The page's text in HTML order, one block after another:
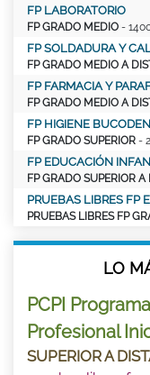
FP LABORATORIO
FP GRADO MEDIO -
FP SOLDADURA Y
FP GRADO MEDIO A
FP FARMACIA Y
FP GRADO MEDIO A
FP HIGIENE
FP GRADO SUPERIOR -
FP EDUCACIÓN
FP GRADO SUPERIOR A
PRUEBAS LIBRES FP
PRUEBAS LIBRES FP
LO
PCPI
Profesional
SUPERIOR A